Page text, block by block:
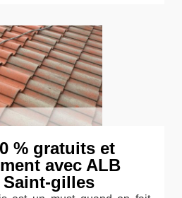
% gratuits et
avec ALB
gilles